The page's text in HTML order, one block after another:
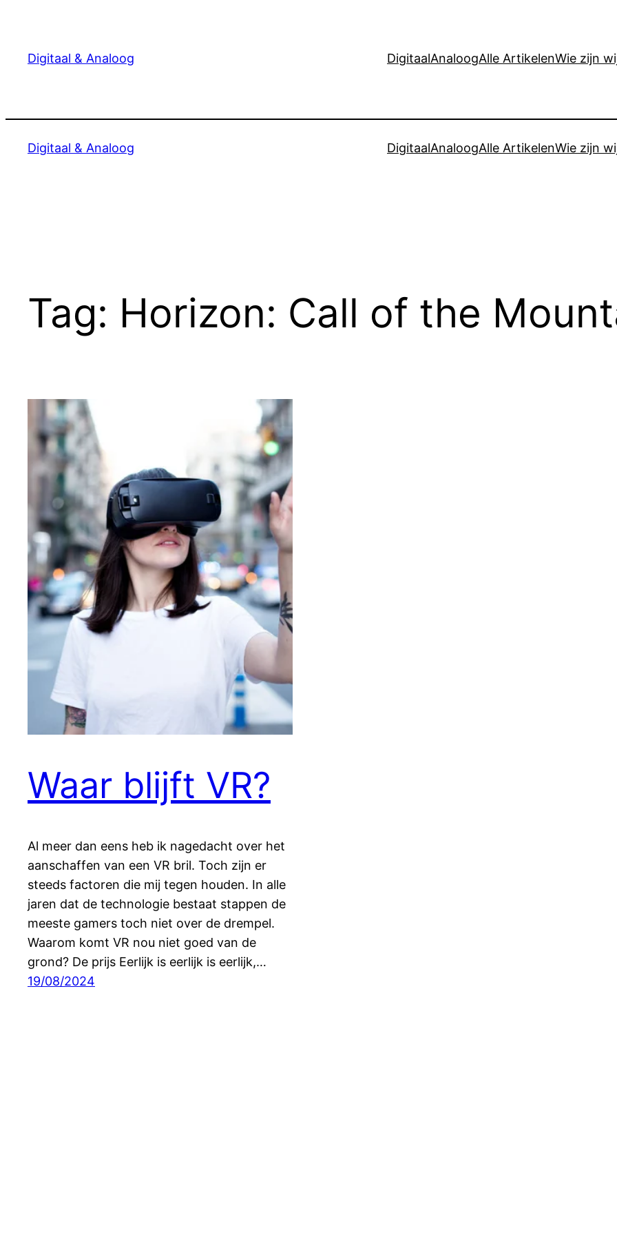
Digitaal & Analoog DigitaalAnaloogAlle ArtikelenWie zijn
Digitaal & Analoog DigitaalAnaloogAlle ArtikelenWie zijn
Tag: Horizon: Call of the
Waar blijft VR?
Al meer dan eens heb ik nagedacht over het
aanschaffen van een VR bril. Toch zijn er
steeds factoren die mij tegen houden. In alle
jaren dat de technologie bestaat stappen de
meeste gamers toch niet over de drempel.
Waarom komt VR nou niet goed van de
grond? De prijs Eerlijk is eerlijk is eerlijk,…
19/08/2024